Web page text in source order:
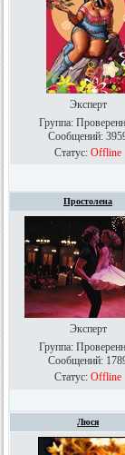
Эксперт
Группа:
Сообщений:
Статус: Offline
Простолена
Эксперт
Группа:
Сообщений:
Статус: Offline
Люся